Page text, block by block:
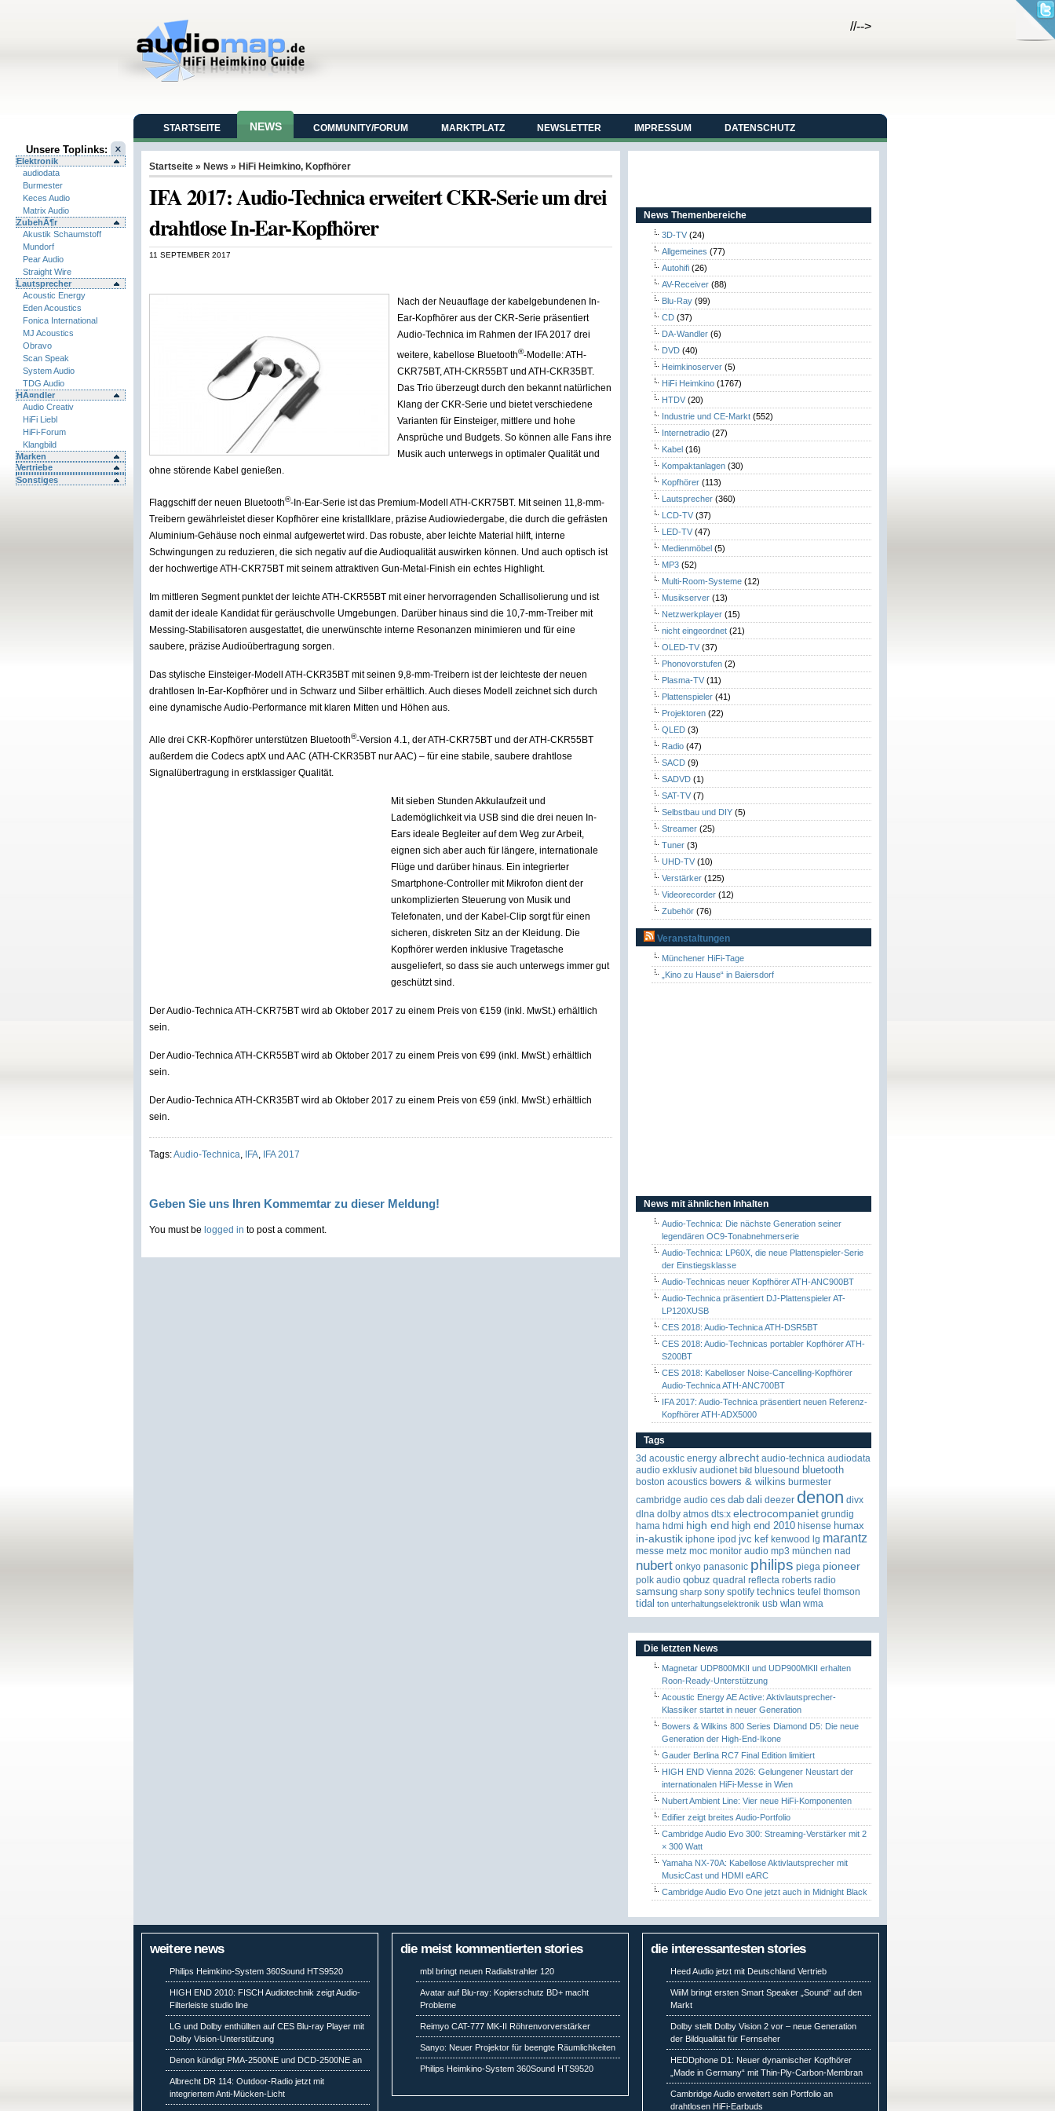
//-->
Unsere Toplinks:
Elektronik
audiodata
Burmester
Keces Audio
Matrix Audio
ZubehÃ¶r
Akustik Schaumstoff
Mundorf
Pear Audio
Straight Wire
Lautsprecher
Acoustic Energy
Eden Acoustics
Fonica International
MJ Acoustics
Obravo
Scan Speak
System Audio
TDG Audio
HÃ¤ndler
Audio Creativ
HiFi Liebl
HiFi-Forum
Klangbild
Marken
Vertriebe
Sonstiges
STARTSEITE NEWS COMMUNITY/FORUM MARKTPLATZ NEWSLETTER IMPRESSUM DATENSCHUTZ
Startseite » News » HiFi Heimkino, Kopfhörer
IFA 2017: Audio-Technica erweitert CKR-Serie um drei
drahtlose In-Ear-Kopfhörer
11 SEPTEMBER 2017
Nach der Neuauflage der kabelgebundenen In-
Ear-Kopfhörer aus der CKR-Serie präsentiert
Audio-Technica im Rahmen der IFA 2017 drei
weitere, kabellose Bluetooth®-Modelle: ATH-
CKR75BT, ATH-CKR55BT und ATH-CKR35BT.
Das Trio überzeugt durch den bekannt natürlichen
Klang der CKR-Serie und bietet verschiedene
Varianten für Einsteiger, mittlere und hohe
Ansprüche und Budgets. So können alle Fans ihre
Musik auch unterwegs in optimaler Qualität und
ohne störende Kabel genießen.
Flaggschiff der neuen Bluetooth®-In-Ear-Serie ist das Premium-Modell ATH-CKR75BT. Mit seinen 11,8-mm-
Treibern gewährleistet dieser Kopfhörer eine kristallklare, präzise Audiowiedergabe, die durch die gefrästen
Aluminium-Gehäuse noch einmal aufgewertet wird. Das robuste, aber leichte Material hilft, interne
Schwingungen zu reduzieren, die sich negativ auf die Audioqualität auswirken können. Und auch optisch ist
der hochwertige ATH-CKR75BT mit seinem attraktiven Gun-Metal-Finish ein echtes Highlight.
Im mittleren Segment punktet der leichte ATH-CKR55BT mit einer hervorragenden Schallisolierung und ist
damit der ideale Kandidat für geräuschvolle Umgebungen. Darüber hinaus sind die 10,7-mm-Treiber mit
Messing-Stabilisatoren ausgestattet, die unerwünschte interne Resonanzen minimieren und für eine
saubere, präzise Audioübertragung sorgen.
Das stylische Einsteiger-Modell ATH-CKR35BT mit seinen 9,8-mm-Treibern ist der leichteste der neuen
drahtlosen In-Ear-Kopfhörer und in Schwarz und Silber erhältlich. Auch dieses Modell zeichnet sich durch
eine dynamische Audio-Performance mit klaren Mitten und Höhen aus.
Alle drei CKR-Kopfhörer unterstützen Bluetooth®-Version 4.1, der ATH-CKR75BT und der ATH-CKR55BT
außerdem die Codecs aptX und AAC (ATH-CKR35BT nur AAC) – für eine stabile, saubere drahtlose
Signalübertragung in erstklassiger Qualität.
Mit sieben Stunden Akkulaufzeit und
Lademöglichkeit via USB sind die drei neuen In-
Ears ideale Begleiter auf dem Weg zur Arbeit,
eignen sich aber auch für längere, internationale
Flüge und darüber hinaus. Ein integrierter
Smartphone-Controller mit Mikrofon dient der
unkomplizierten Steuerung von Musik und
Telefonaten, und der Kabel-Clip sorgt für einen
sicheren, diskreten Sitz an der Kleidung. Die
Kopfhörer werden inklusive Tragetasche
ausgeliefert, so dass sie auch unterwegs immer gut
geschützt sind.
Der Audio-Technica ATH-CKR75BT wird ab Oktober 2017 zu einem Preis von €159 (inkl. MwSt.) erhältlich
sein.
Der Audio-Technica ATH-CKR55BT wird ab Oktober 2017 zu einem Preis von €99 (inkl. MwSt.) erhältlich
sein.
Der Audio-Technica ATH-CKR35BT wird ab Oktober 2017 zu einem Preis von €59 (inkl. MwSt.) erhältlich
sein.
Tags:Audio-Technica IFA IFA 2017
Geben Sie uns Ihren Kommemtar zu dieser Meldung!
You must be logged in to post a comment.
News Themenbereiche
3D-TV (24)
Allgemeines (77)
Autohifi (26)
AV-Receiver (88)
Blu-Ray (99)
CD (37)
DA-Wandler (6)
DVD (40)
Heimkinoserver (5)
HiFi Heimkino (1767)
HTDV (20)
Industrie und CE-Markt (552)
Internetradio (27)
Kabel (16)
Kompaktanlagen (30)
Kopfhörer (113)
Lautsprecher (360)
LCD-TV (37)
LED-TV (47)
Medienmöbel (5)
MP3 (52)
Multi-Room-Systeme (12)
Musikserver (13)
Netzwerkplayer (15)
nicht eingeordnet (21)
OLED-TV (37)
Phonovorstufen (2)
Plasma-TV (11)
Plattenspieler (41)
Projektoren (22)
QLED (3)
Radio (47)
SACD (9)
SADVD (1)
SAT-TV (7)
Selbstbau und DIY (5)
Streamer (25)
Tuner (3)
UHD-TV (10)
Verstärker (125)
Videorecorder (12)
Zubehör (76)
Veranstaltungen
Münchener HiFi-Tage
„Kino zu Hause“ in Baiersdorf
News mit ähnlichen Inhalten
Audio-Technica: Die nächste Generation seiner
legendären OC9-Tonabnehmerserie
Audio-Technica: LP60X, die neue Plattenspieler-Serie
der Einstiegsklasse
Audio-Technicas neuer Kopfhörer ATH-ANC900BT
Audio-Technica präsentiert DJ-Plattenspieler AT-
LP120XUSB
CES 2018: Audio-Technica ATH-DSR5BT
CES 2018: Audio-Technicas portabler Kopfhörer ATH-
S200BT
CES 2018: Kabelloser Noise-Cancelling-Kopfhörer
Audio-Technica ATH-ANC700BT
IFA 2017: Audio-Technica präsentiert neuen Referenz-
Kopfhörer ATH-ADX5000
Tags
3d acoustic energy albrecht audio-technica audiodata
audio exklusiv audionet bild bluesound bluetooth
boston acoustics bowers & wilkins burmester
cambridge audio ces dab dali deezer denon divx
dlna dolby atmos dts:x electrocompaniet grundig
hama hdmi high end high end 2010 hisense humax
in-akustik iphone ipod jvc kef kenwood lg marantz
messe metz moc monitor audio mp3 münchen nad
nubert onkyo panasonic philips piega pioneer
polk audio qobuz quadral reflecta roberts radio
samsung sharp sony spotify technics teufel thomson
tidal ton unterhaltungselektronik usb wlan wma
Die letzten News
Magnetar UDP800MKII und UDP900MKII erhalten
Roon-Ready-Unterstützung
Acoustic Energy AE Active: Aktivlautsprecher-
Klassiker startet in neuer Generation
Bowers & Wilkins 800 Series Diamond D5: Die neue
Generation der High-End-Ikone
Gauder Berlina RC7 Final Edition limitiert
HIGH END Vienna 2026: Gelungener Neustart der
internationalen HiFi-Messe in Wien
Nubert Ambient Line: Vier neue HiFi-Komponenten
Edifier zeigt breites Audio-Portfolio
Cambridge Audio Evo 300: Streaming-Verstärker mit 2
× 300 Watt
Yamaha NX-70A: Kabellose Aktivlautsprecher mit
MusicCast und HDMI eARC
Cambridge Audio Evo One jetzt auch in Midnight Black
weitere news
Philips Heimkino-System 360Sound HTS9520
HIGH END 2010: FISCH Audiotechnik zeigt Audio-
Filterleiste studio line
LG und Dolby enthüllten auf CES Blu-ray Player mit
Dolby Vision-Unterstützung
Denon kündigt PMA-2500NE und DCD-2500NE an
Albrecht DR 114: Outdoor-Radio jetzt mit
integriertem Anti-Mücken-Licht
die meist kommentierten stories
mbl bringt neuen Radialstrahler 120
Avatar auf Blu-ray: Kopierschutz BD+ macht
Probleme
Reimyo CAT-777 MK-II Röhrenvorverstärker
Sanyo: Neuer Projektor für beengte Räumlichkeiten
Philips Heimkino-System 360Sound HTS9520
die interessantesten stories
Heed Audio jetzt mit Deutschland Vertrieb
WiiM bringt ersten Smart Speaker „Sound“ auf den
Markt
Dolby stellt Dolby Vision 2 vor – neue Generation
der Bildqualität für Fernseher
HEDDphone D1: Neuer dynamischer Kopfhörer
„Made in Germany“ mit Thin-Ply-Carbon-Membran
Cambridge Audio erweitert sein Portfolio an
drahtlosen HiFi-Earbuds